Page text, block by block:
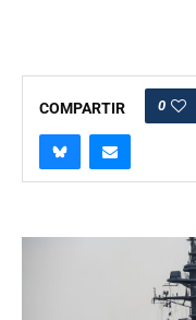
COMPARTIR 0